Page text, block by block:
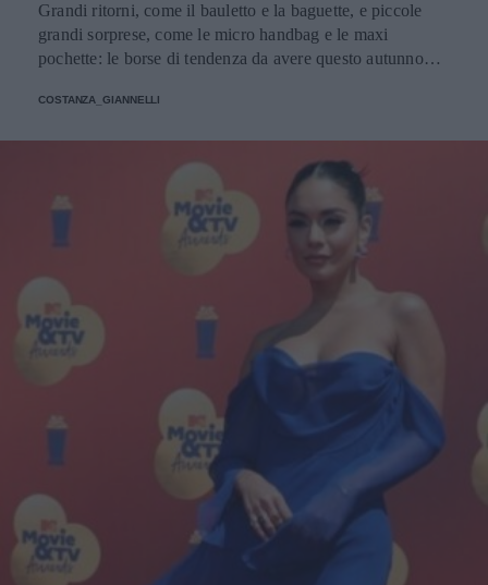
Grandi ritorni, come il bauletto e la baguette, e piccole
grandi sorprese, come le micro handbag e le maxi
pochette: le borse di tendenza da avere questo autunno
COSTANZA_GIANNELLI